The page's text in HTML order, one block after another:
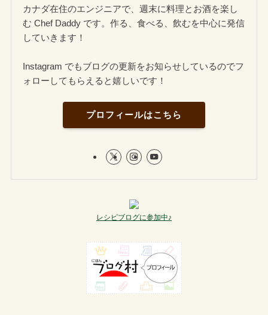
カナダ在住のエンジニアで、週末に料理とお酒を楽し
む Chef Daddy です。作る、食べる、飲むを中心に発信
していきます！
Instagram でもブログの更新をお知らせしているのでフ
ォローしてもらえると嬉しいです！
プロフィールはこちら
レシピブログに参加中♪